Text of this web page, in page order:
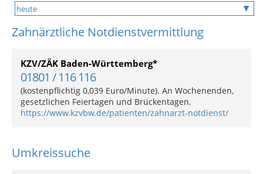
Zahnärztliche Notdienstvermittlung
KZV/ZÄK Baden-Württemberg*
01801 / 116 116
(kostenpflichtig 0,039 Euro/Minute). An Wochenenden,
gesetzlichen Feiertagen und Brückentagen.
https://www.kzvbw.de/patienten/zahnarzt-notdienst/
Umkreissuche